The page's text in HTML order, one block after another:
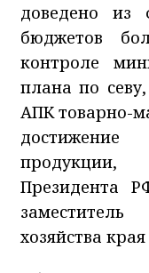
доведено из
бюджетов
контроле
плана по
АПК товарно-
достижение
продукции,
Президента
хозяйства